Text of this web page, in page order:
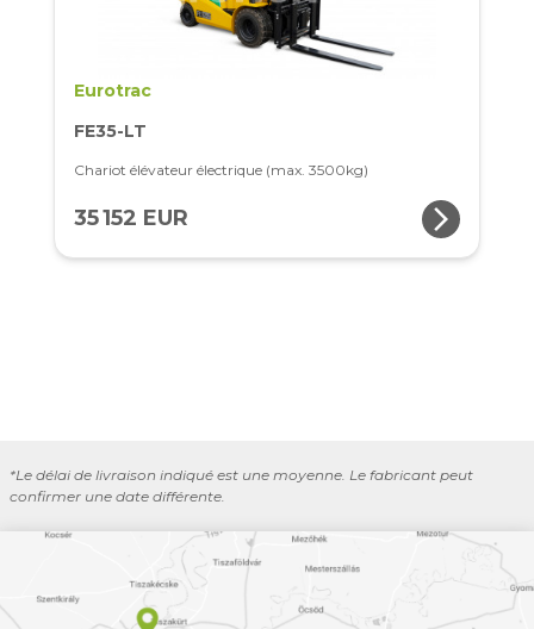
Eurotrac
FE35-LT
Chariot élévateur électrique (max. 3500kg)
35 152 EUR arrow_forward_ios
*Le délai de livraison indiqué est une moyenne. Le fabricant peut
confirmer une date différente.